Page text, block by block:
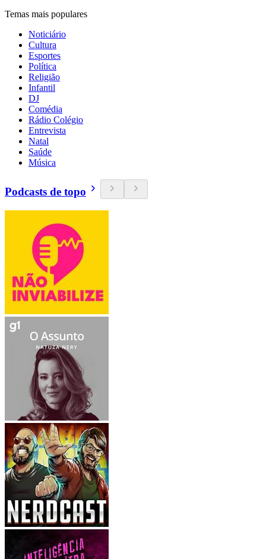
Temas mais populares
Noticiário
Cultura
Esportes
Política
Religião
Infantil
DJ
Comédia
Rádio Colégio
Entrevista
Natal
Saúde
Música
Podcasts de topo